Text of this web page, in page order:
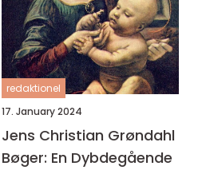
redaktionel
17. January 2024
Jens Christian Grøndahl
Bøger: En Dybdegående